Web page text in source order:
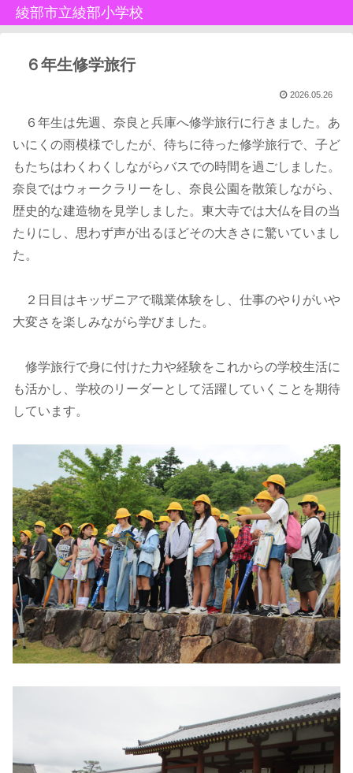
綾部市立綾部小学校
６年生修学旅行
2026.05.26
６年生は先週、奈良と兵庫へ修学旅行に行きました。あ
いにくの雨模様でしたが、待ちに待った修学旅行で、子ど
もたちはわくわくしながらバスでの時間を過ごしました。
奈良ではウォークラリーをし、奈良公園を散策しながら、
歴史的な建造物を見学しました。東大寺では大仏を目の当
たりにし、思わず声が出るほどその大きさに驚いていまし
た。
２日目はキッザニアで職業体験をし、仕事のやりがいや
大変さを楽しみながら学びました。
修学旅行で身に付けた力や経験をこれからの学校生活に
も活かし、学校のリーダーとして活躍していくことを期待
しています。